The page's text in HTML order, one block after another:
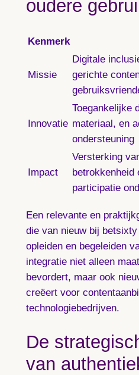
oudere
Kenmerk
Missie
Digitale
gerichte
Innovatie
Toegankelijke
materiaal, en
ondersteuning
Impact
Versterking
betrokkenheid
participatie
Een relevante en
die van nieuw bij
opleiden en begeleiden
integratie niet alleen
bevordert, maar ook
creëert voor
technologiebedrijven.
De
van